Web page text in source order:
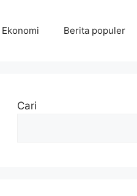
Ekonomi Berita populer
Cari